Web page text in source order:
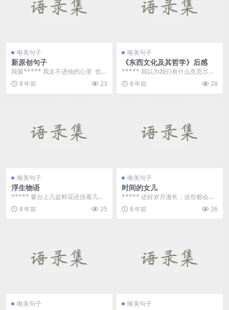
唯美句子
新原创句子
我最***** 我走不进他的心里 也取
代不了他心里最幸福的你&nbs...
8 年前 23
唯美句子
《东西文化及其哲学》后感
***** 我以为我们有什么意思尽管
可以陈述；但不应该强众从我。 **
*** 所...
8 年前 28
唯美句子
浮生物语
***** 窗台上几盆鲜花还挂着几分
莹润的水珠，像没蒸发的眼泪。眼
泪始终是水分，...
8 年前 25
唯美句子
时间的女儿
***** 还好岁月漫长，这些都会过
去。 ***** 倾诉背后隐含...
8 年前 26
唯美句子 唯美句子